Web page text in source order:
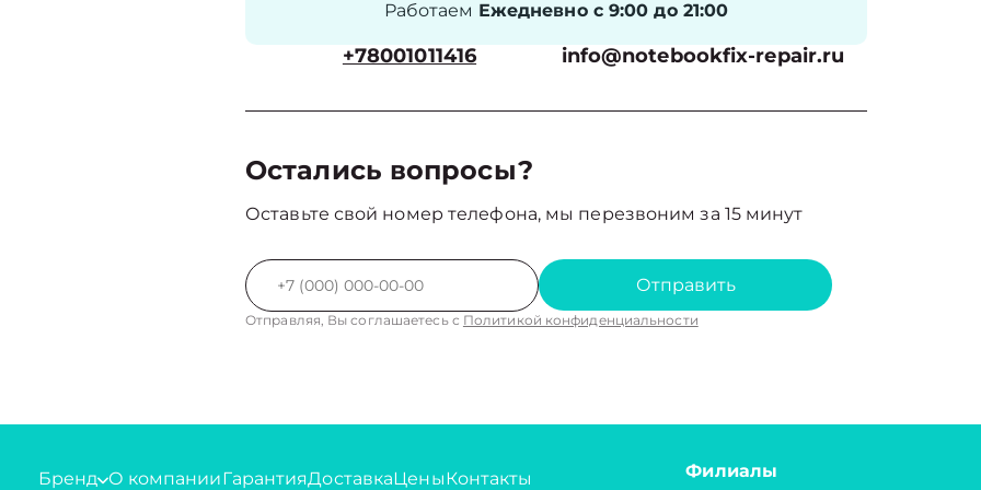
Работаем Ежедневно с 9:00 до 21:00
+78001011416 info@notebookfix-repair.ru
Остались вопросы?
Оставьте свой номер телефона, мы перезвоним за 15 минут
Отправить
Отправляя, Вы соглашаетесь с Политикой конфиденциальности
Бренд О компанииГарантияДоставкаЦеныКонтакты Филиалы